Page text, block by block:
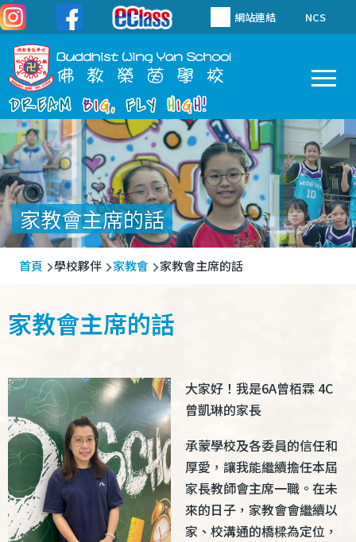
移至主內容 網站連結 NCS
Main
navigation
家教會主席的話
導
連
結
首頁 學校夥伴 家教會 家教會主席的話
家教會主席的話
大家好！我是6A曾栢霖 4C
曾凱琳的家長
承蒙學校及各委員的信任和
厚愛，讓我能繼續擔任本屆
家長教師會主席一職。在未
來的日子，家教會會繼續以
家、校溝通的橋樑為定位，